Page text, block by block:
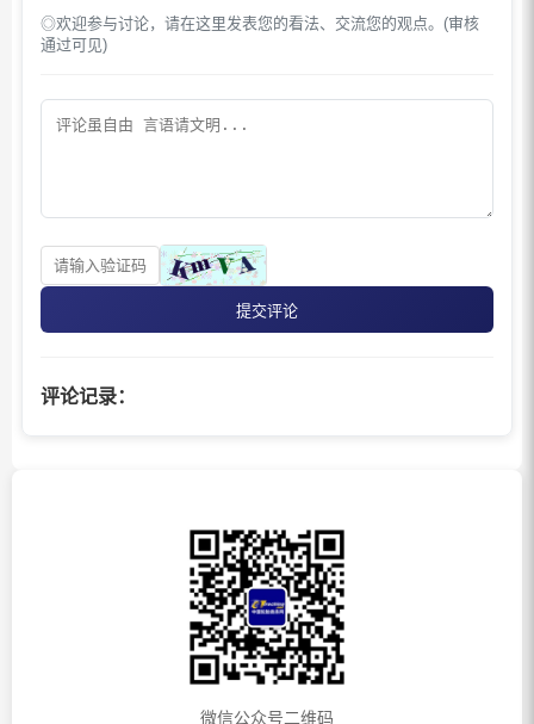
◎欢迎参与讨论，请在这里发表您的看法、交流您的观点。(审核
通过可见)
提交评论
评论记录：
微信公众号二维码